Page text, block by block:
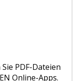
PDF-Dateien
Online-Apps.